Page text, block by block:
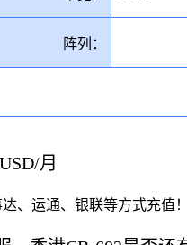
阵列：
月
、运通、银联等方式充值